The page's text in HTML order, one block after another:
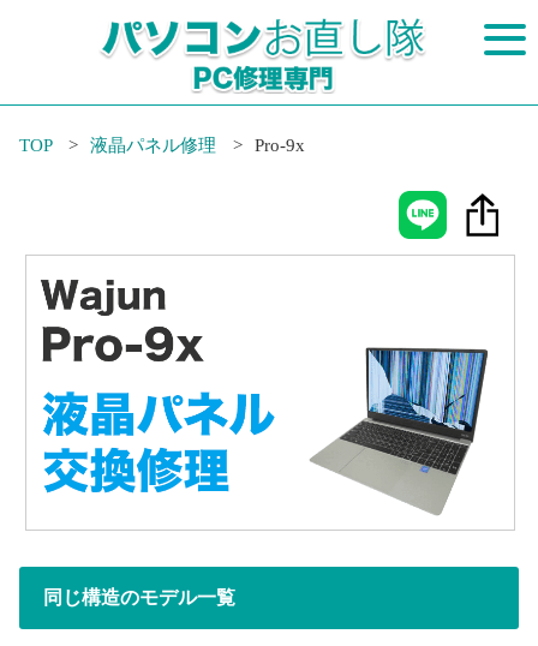
TOP 液晶パネル修理 Pro-9x
同じ構造のモデル一覧